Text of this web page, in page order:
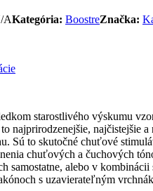
AKategória: BoostreZnačka:
starostlivého výskumu
najprirodzenejšie, najčistejšie a
Sú to skutočné chuťové
chuťových a čuchových
samostatne, alebo v kombinácii
s uzavierateľným